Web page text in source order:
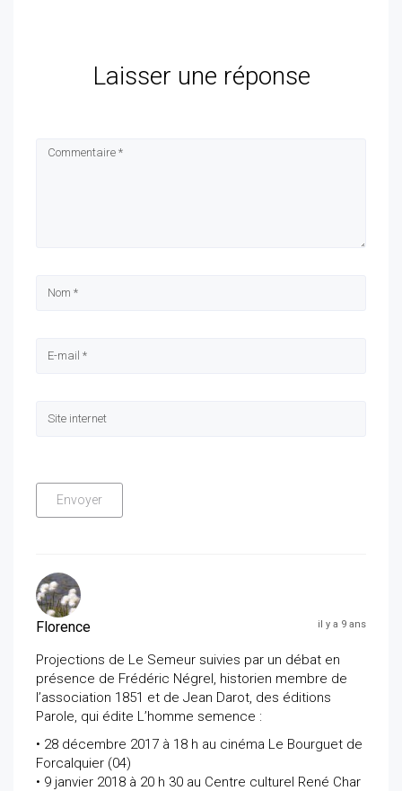
Laisser une réponse
Florence il y a 9 ans
Projections de Le Semeur suivies par un débat en
présence de Frédéric Négrel, historien membre de
l’association 1851 et de Jean Darot, des éditions
Parole, qui édite L’homme semence :
• 28 décembre 2017 à 18 h au cinéma Le Bourguet de
Forcalquier (04)
• 9 janvier 2018 à 20 h 30 au Centre culturel René Char